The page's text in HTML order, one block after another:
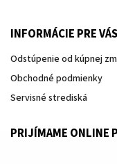
INFORMÁCIE PRE VÁS
Odstúpenie od kúpnej
Obchodné podmienky
Servisné strediská
PRIJÍMAME ONLINE